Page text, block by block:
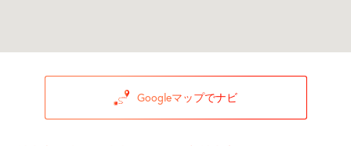
Googleマップでナビ